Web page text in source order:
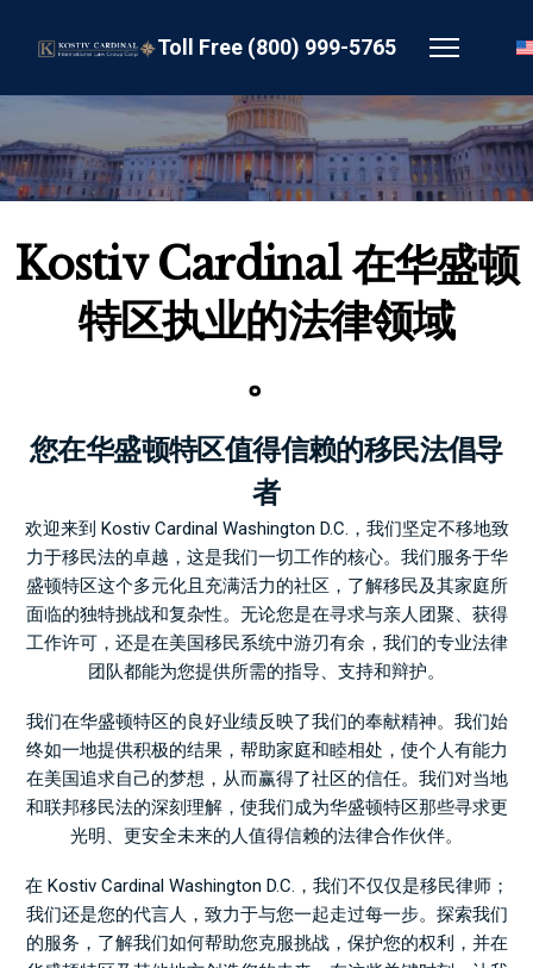
Toll Free (800) 999-5765
Kostiv Cardinal 在华盛顿
特区执业的法律领域
。
您在华盛顿特区值得信赖的移民法倡导
者
欢迎来到 Kostiv Cardinal Washington D.C.，我们坚定不移地致
力于移民法的卓越，这是我们一切工作的核心。我们服务于华
盛顿特区这个多元化且充满活力的社区，了解移民及其家庭所
面临的独特挑战和复杂性。无论您是在寻求与亲人团聚、获得
工作许可，还是在美国移民系统中游刃有余，我们的专业法律
团队都能为您提供所需的指导、支持和辩护。
我们在华盛顿特区的良好业绩反映了我们的奉献精神。我们始
终如一地提供积极的结果，帮助家庭和睦相处，使个人有能力
在美国追求自己的梦想，从而赢得了社区的信任。我们对当地
和联邦移民法的深刻理解，使我们成为华盛顿特区那些寻求更
光明、更安全未来的人值得信赖的法律合作伙伴。
在 Kostiv Cardinal Washington D.C.，我们不仅仅是移民律师；
我们还是您的代言人，致力于与您一起走过每一步。探索我们
的服务，了解我们如何帮助您克服挑战，保护您的权利，并在